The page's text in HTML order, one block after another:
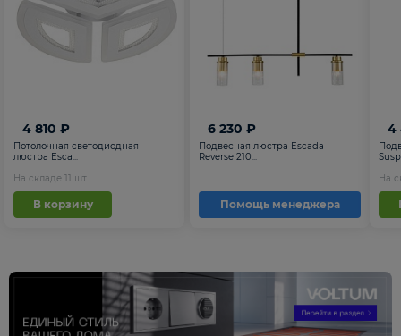
4 810 ₽
Потолочная светодиодная
люстра Esca...
На складе 11 шт
В корзину
6 230 ₽
Подвесная люстра Escada
Reverse 210...
Помощь менеджера
4
На